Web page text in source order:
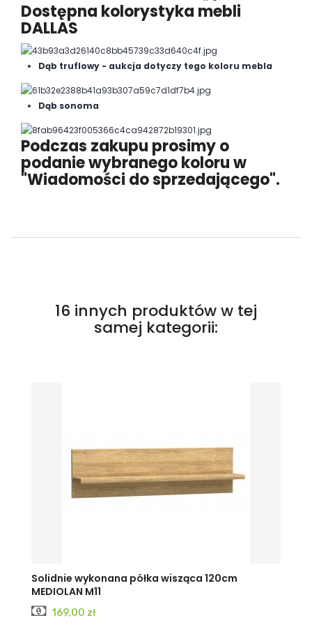
Dostępna kolorystyka mebli
DALLAS
Dąb truflowy - aukcja dotyczy tego koloru mebla
Dąb sonoma
Podczas zakupu prosimy o
podanie wybranego koloru w
"Wiadomości do sprzedającego".
16 innych produktów w tej
samej kategorii:
Solidnie wykonana półka wisząca 120cm
MEDIOLAN M11
Cena
169,00 zł